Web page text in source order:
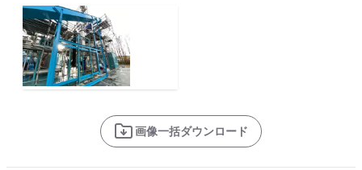
画像一括ダウンロード